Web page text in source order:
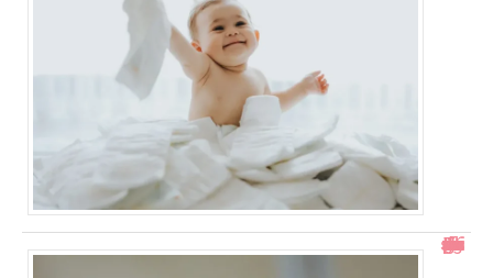
Test de grossesse positif mais prise de sang négative : explications